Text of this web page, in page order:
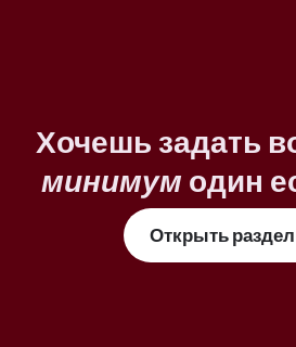
Хочешь задать
минимум один
Открыть